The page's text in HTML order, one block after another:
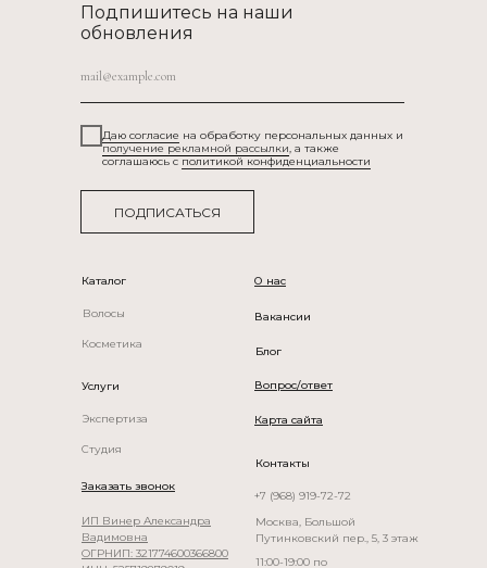
салон париков, натуральные парики БонПарик, wigDealers, парик из
Подпишитесь на наши
обновления
Даю согласие на обработку персональных данных и
получение рекламной рассылки, а также
соглашаюсь cполитикой конфиденциальности
ПОДПИСАТЬСЯ
Волосы
Косметика
Экспертиза
Студия
Каталог
Вакансии
Блог
Услуги
О нас
+7 (968) 919-72-72
11:00-19:00 по
Москва, Большой
Путинковский пер., 5, 3 этаж
Контакты
Вопрос/ответ
ИП Винер Александра
Вадимовна
ОГРНИП: 321774600366800
Заказать звонок
Карта сайта